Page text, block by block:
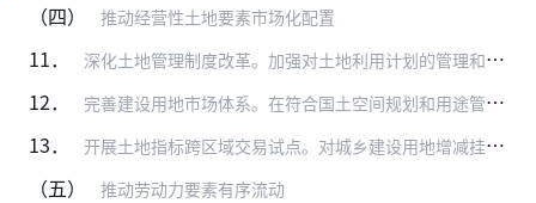
（四）
推动经营性土地要素市场化配置
11． 深化土地管理制度改革。加强对土地利用计划的管理和跟踪评估，完善年度建设用地总量调控制度，健全重大项目用地保障机制，实施“增存挂钩”，城乡建设用地指标使用应更多由…
12． 完善建设用地市场体系。在符合国土空间规划和用途管制要求前提下，推动不同产业用地类型合理转换，探索增加混合产业用地供给。积极探索实施农村集体经营性建设用地入市制度…
13． 开展土地指标跨区域交易试点。对城乡建设用地增减挂钩节余指标跨省域调剂政策实施评估，探索建立全国性的建设用地指标跨区域交易机制。改进完善跨省域补充耕地国家统筹机制…
（五） 推动劳动力要素有序流动